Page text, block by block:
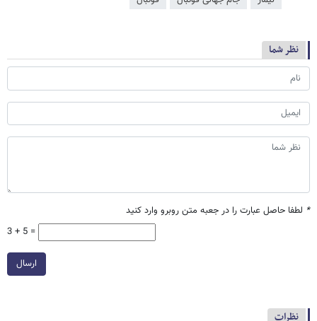
نظر شما
* لطفا حاصل عبارت را در جعبه متن روبرو وارد کنید
3 + 5 =
ارسال
نظرات